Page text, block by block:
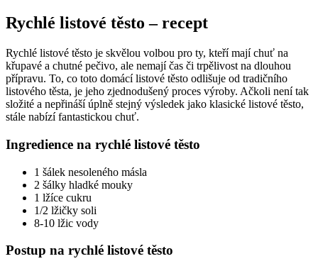
Rychlé listové těsto – recept
Rychlé listové těsto je skvělou volbou pro ty, kteří mají chuť na
křupavé a chutné pečivo, ale nemají čas či trpělivost na dlouhou
přípravu. To, co toto domácí listové těsto odlišuje od tradičního
listového těsta, je jeho zjednodušený proces výroby. Ačkoli není tak
složité a nepřináší úplně stejný výsledek jako klasické listové těsto,
stále nabízí fantastickou chuť.
Ingredience na rychlé listové těsto
1 šálek nesoleného másla
2 šálky hladké mouky
1 lžíce cukru
1/2 lžičky soli
8-10 lžic vody
Postup na rychlé listové těsto